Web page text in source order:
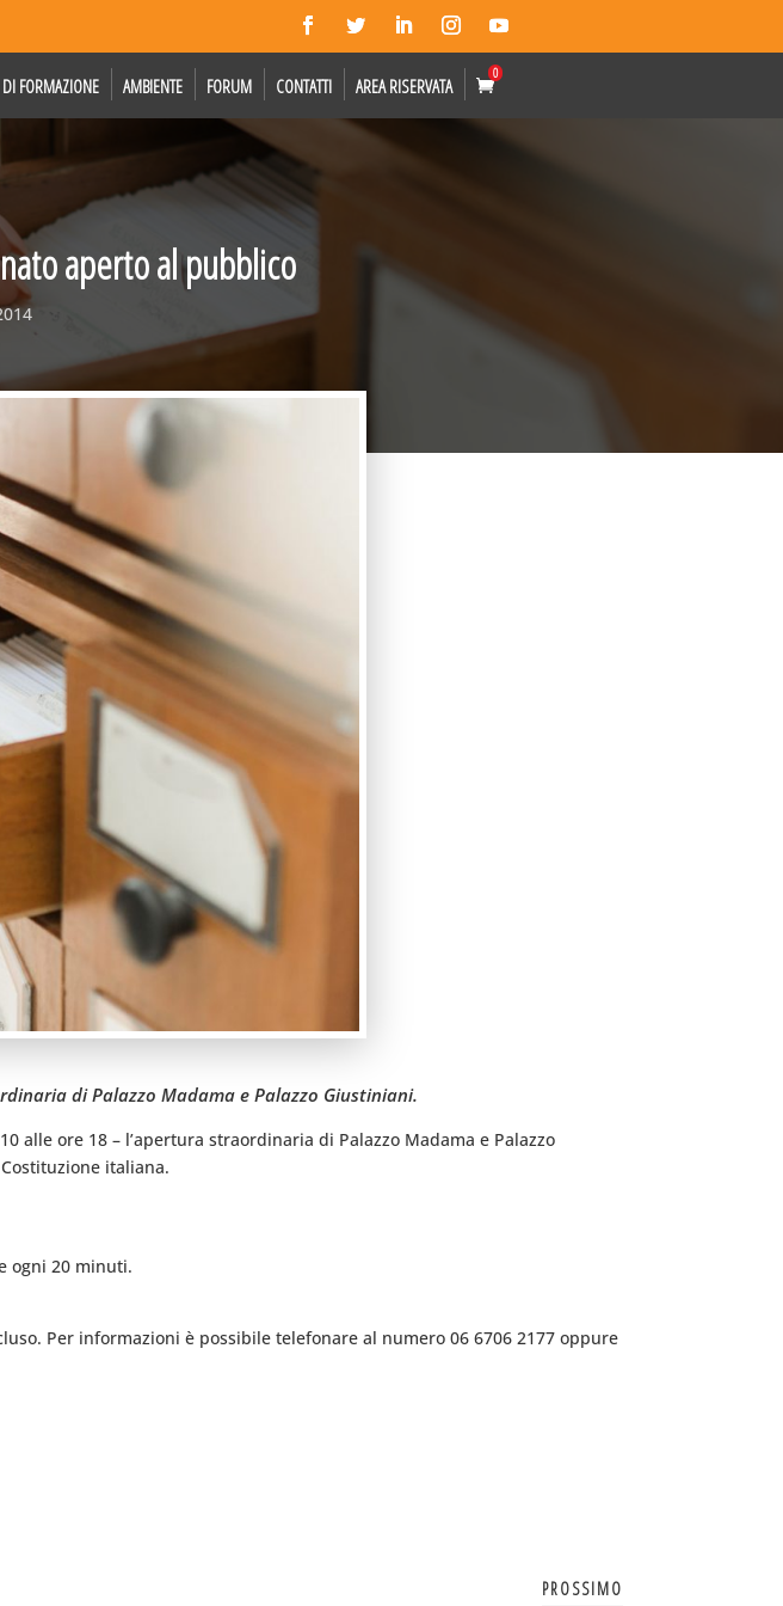
FORMAZIONE AMBIENTE FORUM CONTATTI AREA RISERVATA
0
aperto al pubblico
di Palazzo Madama e Palazzo Giustiniani.
alle ore 18 – l’apertura straordinaria di Palazzo Madama e Palazzo
italiana.
ogni 20 minuti.
Per informazioni è possibile telefonare al numero 06 6706 2177 oppure
PROSSIMO